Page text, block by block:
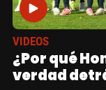
VIDEOS
¿Por qué
verdad